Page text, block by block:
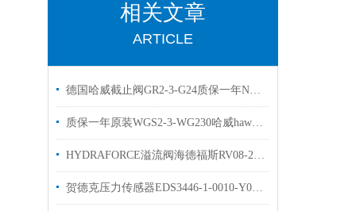
相关文章
ARTICLE
德国哈威截止阀GR2-3-G24质保一年NGR2-1R-N24现货
质保一年原装WGS2-3-WG230哈威hawe换向阀
HYDRAFORCE溢流阀海德福斯RV08-20A-0-N优势出售
贺德克压力传感器EDS3446-1-0010-Y00原装库存出售